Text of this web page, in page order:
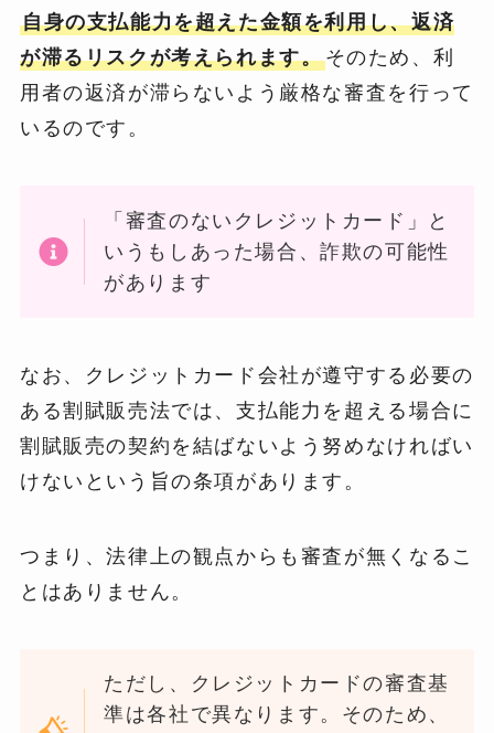
自身の支払能力を超えた金額を利用し、返済
が滞るリスクが考えられます。そのため、利
用者の返済が滞らないよう厳格な審査を行って
いるのです。
「審査のないクレジットカード」と
いうもしあった場合、詐欺の可能性
があります
なお、クレジットカード会社が遵守する必要の
ある割賦販売法では、支払能力を超える場合に
割賦販売の契約を結ばないよう努めなければい
けないという旨の条項があります。
つまり、法律上の観点からも審査が無くなるこ
とはありません。
ただし、クレジットカードの審査基
準は各社で異なります。そのため、